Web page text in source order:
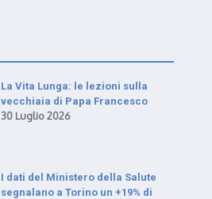
La Vita Lunga: le lezioni sulla
vecchiaia di Papa Francesco
30 Luglio 2026
I dati del Ministero della Salute
segnalano a Torino un +19% di